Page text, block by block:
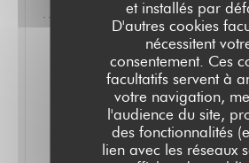
et installés par
D'autres cookies
nécessitent
consentement. Ces
facultatifs servent à
votre navigation,
l'audience du site,
des fonctionnalités
lien avec les réseaux